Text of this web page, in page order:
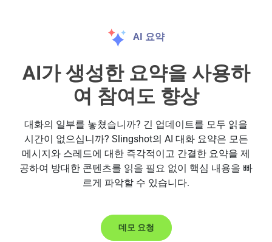
AI 요약
AI가 생성한 요약을 사용하
여 참여도 향상
대화의 일부를 놓쳤습니까? 긴 업데이트를 모두 읽을
시간이 없으십니까? Slingshot의 AI 대화 요약은 모든
메시지와 스레드에 대한 즉각적이고 간결한 요약을 제
공하여 방대한 콘텐츠를 읽을 필요 없이 핵심 내용을 빠
르게 파악할 수 있습니다.
데모 요청